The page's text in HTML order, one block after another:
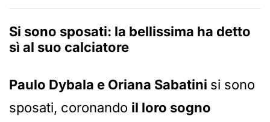
Si sono sposati: la bellissima ha detto
sì al suo calciatore
Paulo Dybala e Oriana Sabatini si sono
sposati, coronando il loro sogno